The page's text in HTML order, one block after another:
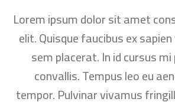
Lorem ipsum dolor sit amet
elit. Quisque faucibus ex
sem placerat. In id cursus
convallis. Tempus leo eu
tempor. Pulvinar vivamus